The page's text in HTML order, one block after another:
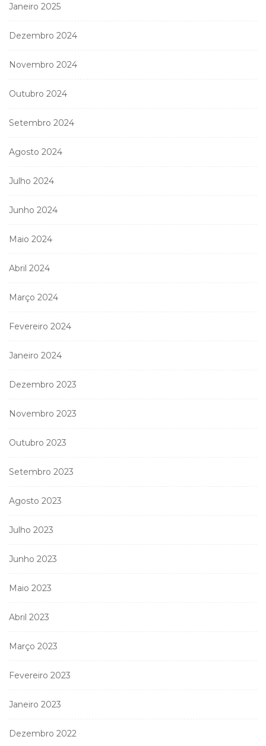
Janeiro 2025
Dezembro 2024
Novembro 2024
Outubro 2024
Setembro 2024
Agosto 2024
Julho 2024
Junho 2024
Maio 2024
Abril 2024
Março 2024
Fevereiro 2024
Janeiro 2024
Dezembro 2023
Novembro 2023
Outubro 2023
Setembro 2023
Agosto 2023
Julho 2023
Junho 2023
Maio 2023
Abril 2023
Março 2023
Fevereiro 2023
Janeiro 2023
Dezembro 2022